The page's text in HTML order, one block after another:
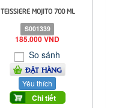
TEISSIERE MOJITO 700 ML
S001339
185.000 VND
So sánh
ĐẶT HÀNG
Yêu thích
Chi tiết